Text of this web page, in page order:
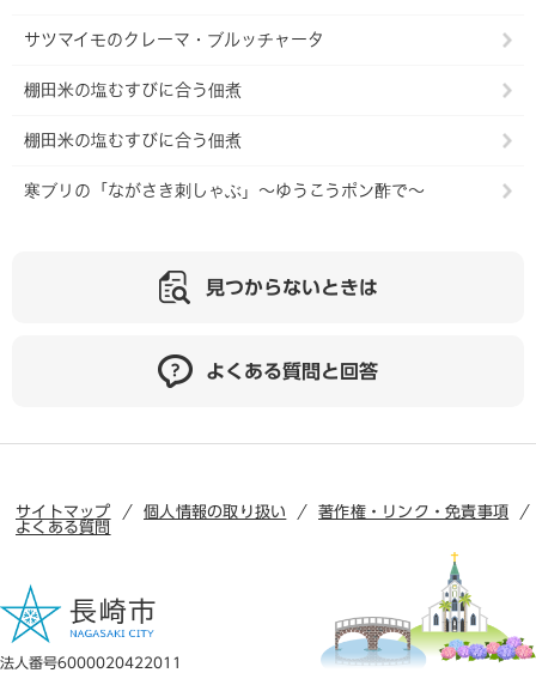
サツマイモのクレーマ・ブルッチャータ
棚田米の塩むすびに合う佃煮
棚田米の塩むすびに合う佃煮
寒ブリの「ながさき刺しゃぶ」～ゆうこうポン酢で～
見つからないときは
よくある質問と回答
サイトマップ 個人情報の取り扱い
著作権・リンク・免責事項
よくある質問
法人番号6000020422011